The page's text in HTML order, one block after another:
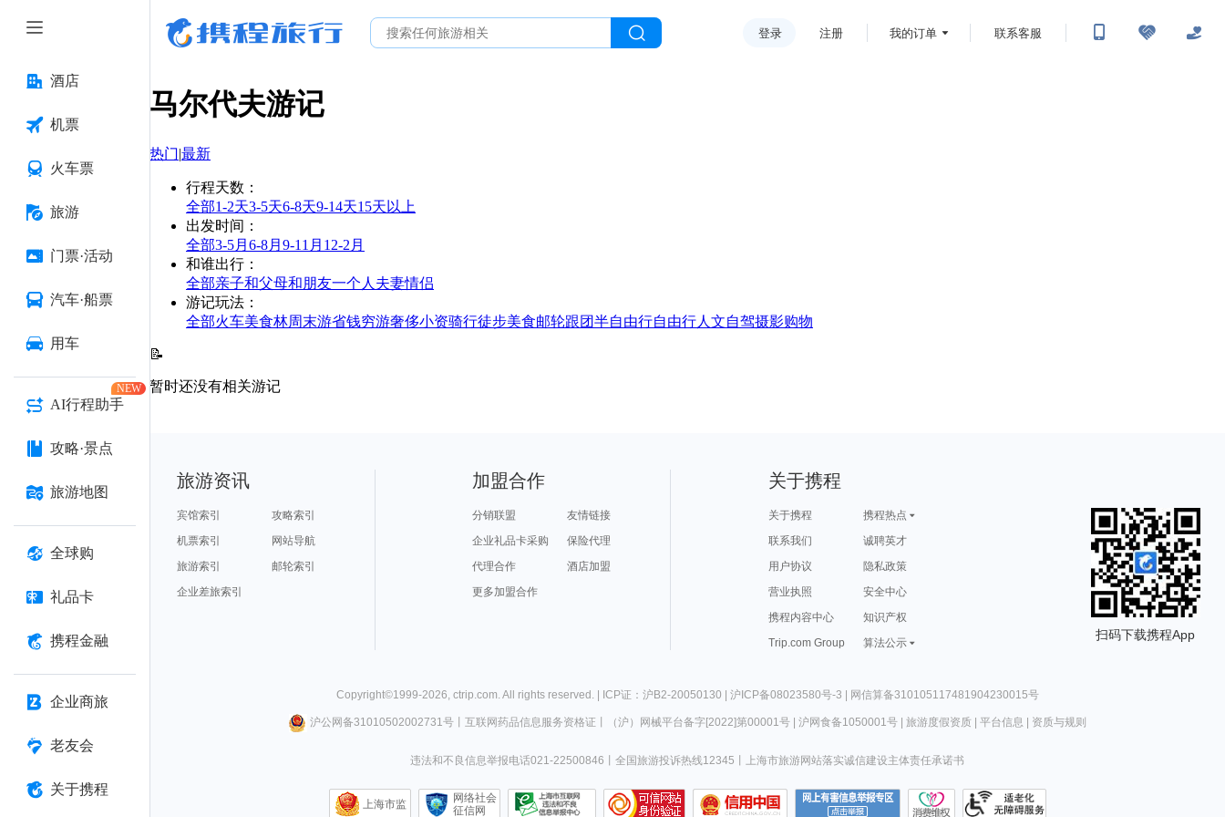
酒店
机票
火车票
旅游
门票·活动
汽车·船票
用车
AI行程助手
NEW
攻略·景点
旅游地图
全球购
礼品卡
携程金融
企业商旅
老友会
关于携程
登录 注册 我的订单 联系客服
马尔代夫游记
热门|最新
行程天数 ：
全部1-2天3-5天6-8天9-14天15天以上
出发时间 ：
全部3-5月 6-8月 9-11月 12-2月
和谁出行 ：
全部亲子和父母和朋友一个人 夫妻情侣
游记玩法 ：
全部火车美食林周末游省钱穷游奢侈小资骑行徒步美食邮轮跟团半自由行自由行人文自驾摄影购物
📝
暂时还没有相关游记
旅游资讯
宾馆索引
攻略索引
机票索引
网站导航
旅游索引
邮轮索引
企业差旅索引
加盟合作
分销联盟
友情链接
企业礼品卡采购
保险代理
代理合作
酒店加盟
更多加盟合作
关于携程
关于携程
携程热点
联系我们
诚聘英才
用户协议
隐私政策
营业执照
安全中心
携程内容中心
知识产权
Trip.com Group
算法公示
扫码下载携程App
Copyright©1999-2026, ctrip.com. All rights reserved. | ICP证：沪B2-20050130 | 沪ICP备08023580号-3 | 网信算备310105117481904230015号
沪公网备31010502002731号丨 互联网药品信息服务资格证 （沪）网械平台备字[2022]第00001号| 沪网食备1050001号| 旅游度假资质| 平台信息 资质与规则
违法和不良信息举报电话021-22500846 全国旅游投诉热线12345 上海市旅游网站落实诚信建设主体责任承诺书
上海市监
网络社会
征信网